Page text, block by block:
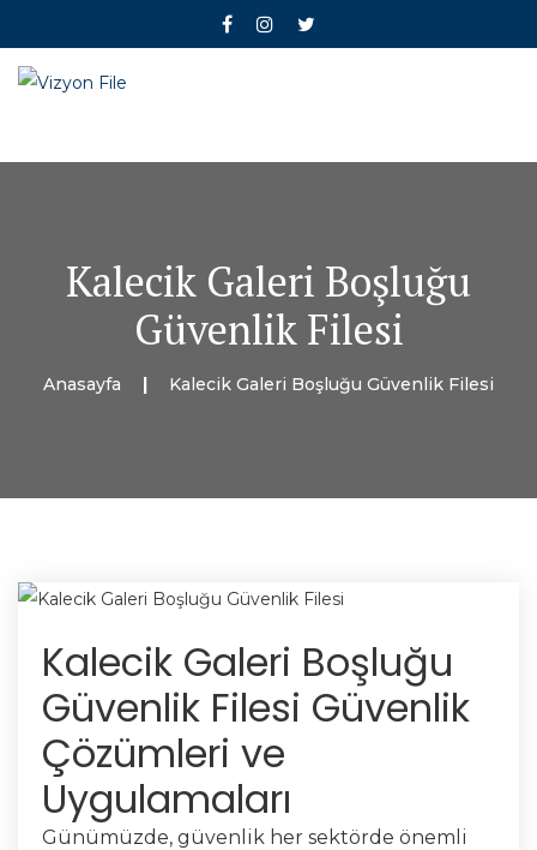
Kalecik Galeri Boşluğu
Güvenlik Filesi
Anasayfa Kalecik Galeri Boşluğu Güvenlik Filesi
Kalecik Galeri Boşluğu
Güvenlik Filesi Güvenlik
Çözümleri ve
Uygulamaları
Günümüzde, güvenlik her sektörde önemli